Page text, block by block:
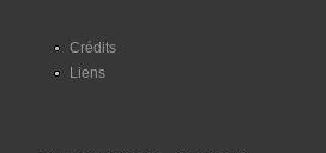
Crédits
Liens